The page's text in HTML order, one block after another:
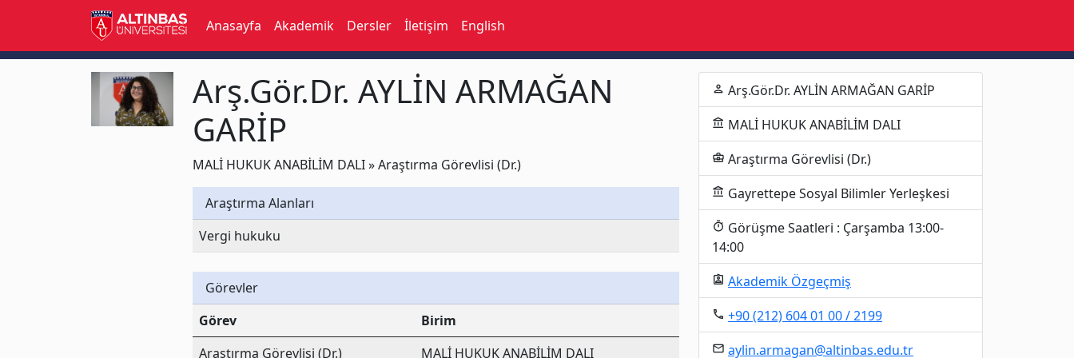
Anasayfa Akademik Dersler İletişim English
Arş.Gör.Dr. AYLİN ARMAĞAN
GARİP
MALİ HUKUK ANABİLİM DALI » Araştırma Görevlisi (Dr.)
Araştırma Alanları
Vergi hukuku
Görevler
Görev
Birim
Araştırma Görevlisi (Dr.)
MALİ HUKUK ANABİLİM DALI
person Arş.Gör.Dr. AYLİN ARMAĞAN GARİP
account_balance MALİ HUKUK ANABİLİM DALI
business_center Araştırma Görevlisi (Dr.)
account_balance Gayrettepe Sosyal Bilimler Yerleşkesi
timer Görüşme Saatleri : Çarşamba 13:00-
14:00
assignment_ind Akademik Özgeçmiş
local_phone +90 (212) 604 01 00 / 2199
email aylin.armagan@altinbas.edu.tr